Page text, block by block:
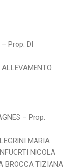
Prop. DI
– Prop.
MARIA
NICOLA
BROCCA TIZIANA